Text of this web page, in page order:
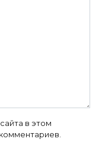
в этом